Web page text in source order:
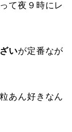
て夜９時にレ
いが定番なが
あん好きなん